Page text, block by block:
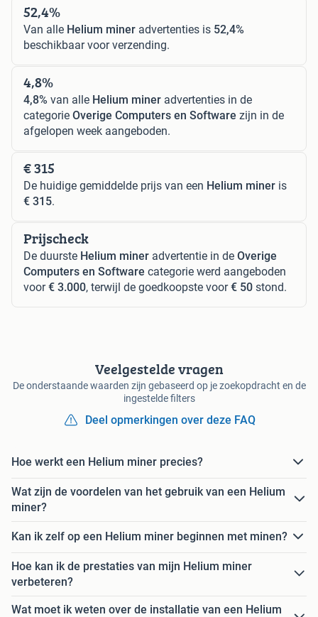
52,4%
Van alle Helium miner advertenties is 52,4%
beschikbaar voor verzending.
4,8%
4,8% van alle Helium miner advertenties in de
categorie Overige Computers en Software zijn in de
afgelopen week aangeboden.
€ 315
De huidige gemiddelde prijs van een Helium miner is
€ 315.
Prijscheck
De duurste Helium miner advertentie in de Overige
Computers en Software categorie werd aangeboden
voor€ 3.000, terwijl de goedkoopste voor€ 50 stond.
Veelgestelde vragen
De onderstaande waarden zijn gebaseerd op je zoekopdracht en de
ingestelde filters
Deel opmerkingen over deze FAQ
Hoe werkt een Helium miner precies?
Wat zijn de voordelen van het gebruik van een Helium
miner?
Kan ik zelf op een Helium miner beginnen met minen?
Hoe kan ik de prestaties van mijn Helium miner
verbeteren?
Wat moet ik weten over de installatie van een Helium